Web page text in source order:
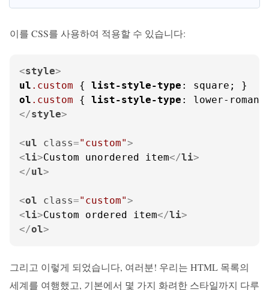
이를 CSS를 사용하여 적용할 수 있습니다:
<style>
ul .custom { list-style-type
ol .custom { list-style-type
</style>
<ul class="custom">
<li>Custom unordered item</li>
</ul>
<ol class="custom">
<li>Custom ordered item</li>
</ol>
그리고 이렇게 되었습니다, 여러분! 우리는 HTML 목록의
세계를 여행했고, 기본에서 몇 가지 화려한 스타일까지 다루